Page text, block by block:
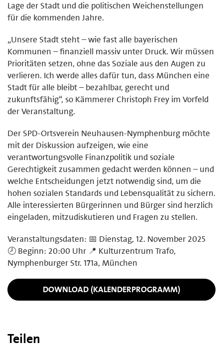
Lage der Stadt und die politischen Weichenstellungen
für die kommenden Jahre.
„Unsere Stadt steht – wie fast alle bayerischen
Kommunen – finanziell massiv unter Druck. Wir müssen
Prioritäten setzen, ohne das Soziale aus den Augen zu
verlieren. Ich werde alles dafür tun, dass München eine
Stadt für alle bleibt – bezahlbar, gerecht und
zukunftsfähig“, so Kämmerer Christoph Frey im Vorfeld
der Veranstaltung.
Der SPD-Ortsverein Neuhausen-Nymphenburg möchte
mit der Diskussion aufzeigen, wie eine
verantwortungsvolle Finanzpolitik und soziale
Gerechtigkeit zusammen gedacht werden können – und
welche Entscheidungen jetzt notwendig sind, um die
hohen sozialen Standards und Lebensqualität zu sichern.
Alle interessierten Bürgerinnen und Bürger sind herzlich
eingeladen, mitzudiskutieren und Fragen zu stellen.
Veranstaltungsdaten: 📅 Dienstag, 12. November 2025
🕗 Beginn: 20:00 Uhr 📍 Kulturzentrum Trafo,
Nymphenburger Str. 171a, München
DOWNLOAD (KALENDERPROGRAMM)
Teilen